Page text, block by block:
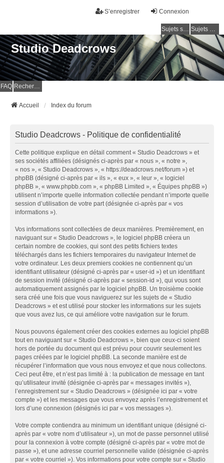
Connexion
S’enregistrer
Sujets sans réponse Sujets actifs
Studio Deadcrows
FAQ Rechercher
Accueil Index du forum
Studio Deadcrows - Politique de confidentialité
Cette politique explique en détail comment « Studio Deadcrows » et
ses sociétés affiliées (désignés ci-après par « nous », « notre »,
« nos », « Studio Deadcrows », « https://deadcrows.net/forum ») et
phpBB (désigné ci-après par « ils », « eux », « leur », « logiciel
phpBB », « www.phpbb.com », « phpBB Limited », « Équipes phpBB »)
utilisent n’importe quelle information collectée pendant n’importe quelle
session d’utilisation de votre part (désignée ci-après par « vos
informations »).
Vos informations sont collectées de deux manières. Premièrement, en
naviguant sur « Studio Deadcrows », le logiciel phpBB créera un
certain nombre de cookies, qui sont des petits fichiers textes
téléchargés dans les fichiers temporaires du navigateur Internet de
votre ordinateur. Les deux premiers cookies ne contiennent qu’un
identifiant utilisateur (désigné ci-après par « user-id ») et un identifiant
de session invité (désigné ci-après par « session-id »), qui vous sont
automatiquement assignés par le logiciel phpBB. Un troisième cookie
sera créé une fois que vous naviguerez sur les sujets de « Studio
Deadcrows » et est utilisé pour stocker les informations sur les sujets
que vous avez lus, ce qui améliore votre navigation sur le forum.
Nous pouvons également créer des cookies externes au logiciel phpBB
tout en naviguant sur « Studio Deadcrows », bien que ceux-ci soient
hors de portée du document qui est prévu pour couvrir seulement les
pages créées par le logiciel phpBB. La seconde manière est de
récupérer l’information que vous nous envoyez et que nous collectons.
Ceci peut être, et n’est pas limité à : la publication de message en tant
qu’utilisateur invité (désignée ci-après par « messages invités »),
l’enregistrement sur « Studio Deadcrows » (désignée ici par « votre
compte ») et les messages que vous envoyez après l’enregistrement et
lors d’une connexion (désignés ici par « vos messages »).
Votre compte contiendra au minimum un identifiant unique (désigné ci-
après par « votre nom d’utilisateur »), un mot de passe personnel utilisé
pour la connexion à votre compte (désigné ci-après par « votre mot de
passe »), et une adresse courriel personnelle valide (désignée ci-après
par « votre courriel »). Vos informations pour votre compte sur « Studio